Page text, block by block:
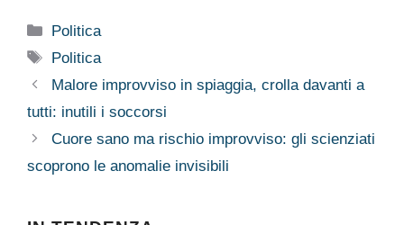
Categorie
Politica
Tag
Politica
Malore improvviso in spiaggia, crolla davanti a
tutti: inutili i soccorsi
Cuore sano ma rischio improvviso: gli scienziati
scoprono le anomalie invisibili